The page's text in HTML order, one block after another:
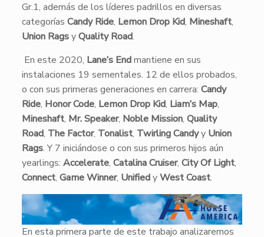
Gr.1, además de los líderes padrillos en diversas
categorías Candy Ride, Lemon Drop Kid, Mineshaft,
Union RagsyQuality Road.
En este 2020, Lane’s Endmantiene en sus
instalaciones 19 sementales. 12 de ellos probados,
o con sus primeras generaciones en carrera: Candy
Ride, Honor Code, Lemon Drop Kid, Liam’s Map,
Mineshaft, Mr. Speaker, Noble Mission, Quality
Road, The Factor, Tonalist, Twirling Candyy Union
Rags. Y 7 iniciándose o con sus primeros hijos aún
yearlings: Accelerate, Catalina Cruiser, City Of Light,
Connect, Game Winner, UnifiedyWest Coast.
En esta primera parte de este trabajo analizaremos